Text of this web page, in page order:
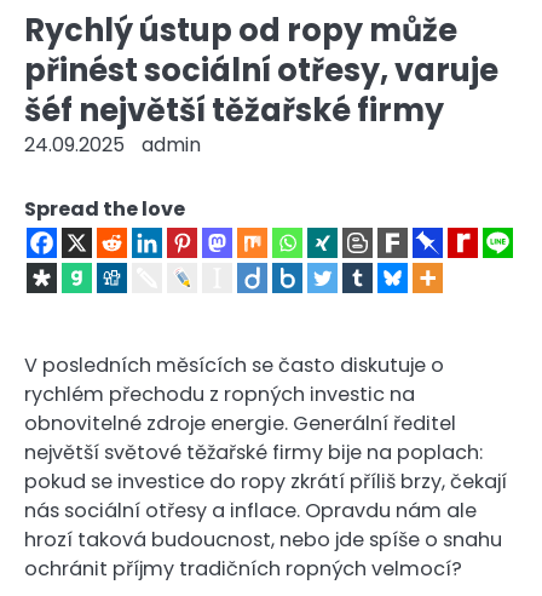
Rychlý ústup od ropy může
přinést sociální otřesy, varuje
šéf největší těžařské firmy
24.09.2025 admin
Spread the love
V posledních měsících se často diskutuje o
rychlém přechodu z ropných investic na
obnovitelné zdroje energie. Generální ředitel
největší světové těžařské firmy bije na poplach:
pokud se investice do ropy zkrátí příliš brzy, čekají
nás sociální otřesy a inflace. Opravdu nám ale
hrozí taková budoucnost, nebo jde spíše o snahu
ochránit příjmy tradičních ropných velmocí?